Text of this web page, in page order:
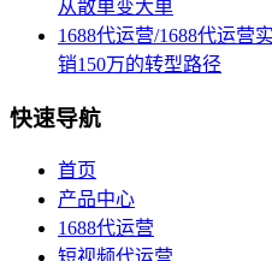
从散单变大单
1688代运营/1688代运营
销150万的转型路径
快速导航
首页
产品中心
1688代运营